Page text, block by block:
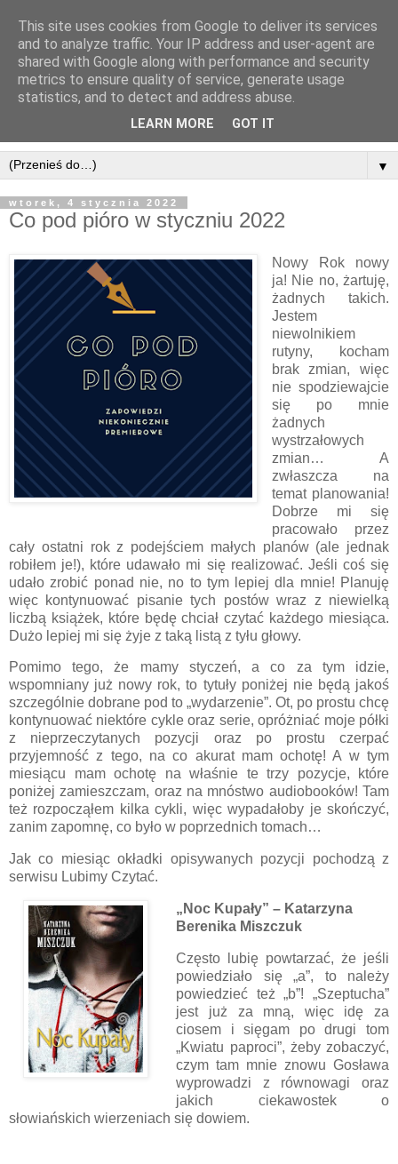
▼
wtorek, 4 stycznia 2022
Co pod pióro w styczniu 2022
Nowy Rok nowy
ja! Nie no, żartuję,
żadnych takich.
Jestem
niewolnikiem
rutyny, kocham
brak zmian, więc
nie spodziewajcie
się po mnie
żadnych
wystrzałowych
zmian… A
zwłaszcza na
temat planowania!
Dobrze mi się
pracowało przez
cały ostatni rok z podejściem małych planów (ale jednak
robiłem je!), które udawało mi się realizować. Jeśli coś się
udało zrobić ponad nie, no to tym lepiej dla mnie! Planuję
więc kontynuować pisanie tych postów wraz z niewielką
liczbą książek, które będę chciał czytać każdego miesiąca.
Dużo lepiej mi się żyje z taką listą z tyłu głowy.
Pomimo tego, że mamy styczeń, a co za tym idzie,
wspomniany już nowy rok, to tytuły poniżej nie będą jakoś
szczególnie dobrane pod to „wydarzenie”. Ot, po prostu chcę
kontynuować niektóre cykle oraz serie, opróżniać moje półki
z nieprzeczytanych pozycji oraz po prostu czerpać
przyjemność z tego, na co akurat mam ochotę! A w tym
miesiącu mam ochotę na właśnie te trzy pozycje, które
poniżej zamieszczam, oraz na mnóstwo audiobooków! Tam
też rozpocząłem kilka cykli, więc wypadałoby je skończyć,
zanim zapomnę, co było w poprzednich tomach…
Jak co miesiąc okładki opisywanych pozycji pochodzą z
serwisu Lubimy Czytać.
„Noc Kupały” – Katarzyna
Berenika Miszczuk
Często lubię powtarzać, że jeśli
powiedziało się „a”, to należy
powiedzieć też „b”! „Szeptucha”
jest już za mną, więc idę za
ciosem i sięgam po drugi tom
„Kwiatu paproci”, żeby zobaczyć,
czym tam mnie znowu Gosława
wyprowadzi z równowagi oraz
jakich ciekawostek o
słowiańskich wierzeniach się dowiem.
This site uses cookies from Google to deliver its services
and to analyze traffic. Your IP address and user-agent are
shared with Google along with performance and security
metrics to ensure quality of service, generate usage
statistics, and to detect and address abuse.
LEARN MORE GOT IT